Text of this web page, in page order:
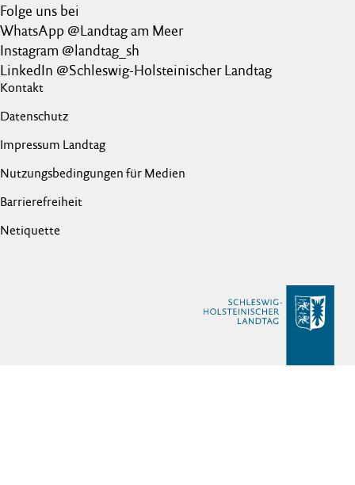
Folge uns bei
WhatsApp @Landtag am Meer
Instagram @landtag_sh
LinkedIn @Schleswig-Holsteinischer Landtag
Kontakt
Datenschutz
Impressum Landtag
Nutzungsbedingungen für Medien
Barrierefreiheit
Netiquette